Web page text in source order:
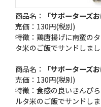
商品名：
「サポーターズ
売価：130円(税別)
特徴：鶏唐揚げに南蛮の
タ米のご飯でサンドしまし
商品名：
「サポーターズ
売価：130円(税別)
特徴：食感の良いきんぴ
ルタ米のご飯でサンドしま